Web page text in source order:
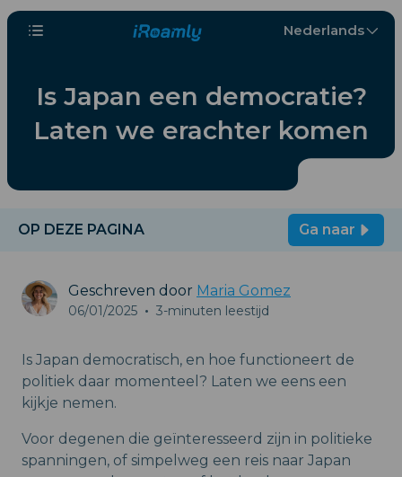
Nederlands
Is Japan een democratie?
Laten we erachter komen
OP DEZE PAGINA Ga naar
Geschreven door Maria Gomez
06/01/2025 • 3-minuten leestijd
Is Japan democratisch, en hoe functioneert de
politiek daar momenteel? Laten we eens een
kijkje nemen.
Voor degenen die geïnteresseerd zijn in politieke
spanningen, of simpelweg een reis naar Japan